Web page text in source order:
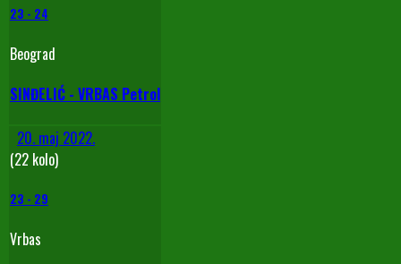
23 - 24
Beograd
SINĐELIĆ - VRBAS Petrol
20. maj 2022.
(22 kolo)
23 - 29
Vrbas